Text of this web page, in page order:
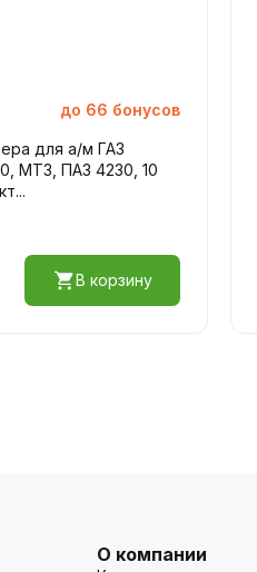
до 66 бонусов
для а/м ГАЗ
МТЗ, ПАЗ 4230, 10
В корзину
О компании